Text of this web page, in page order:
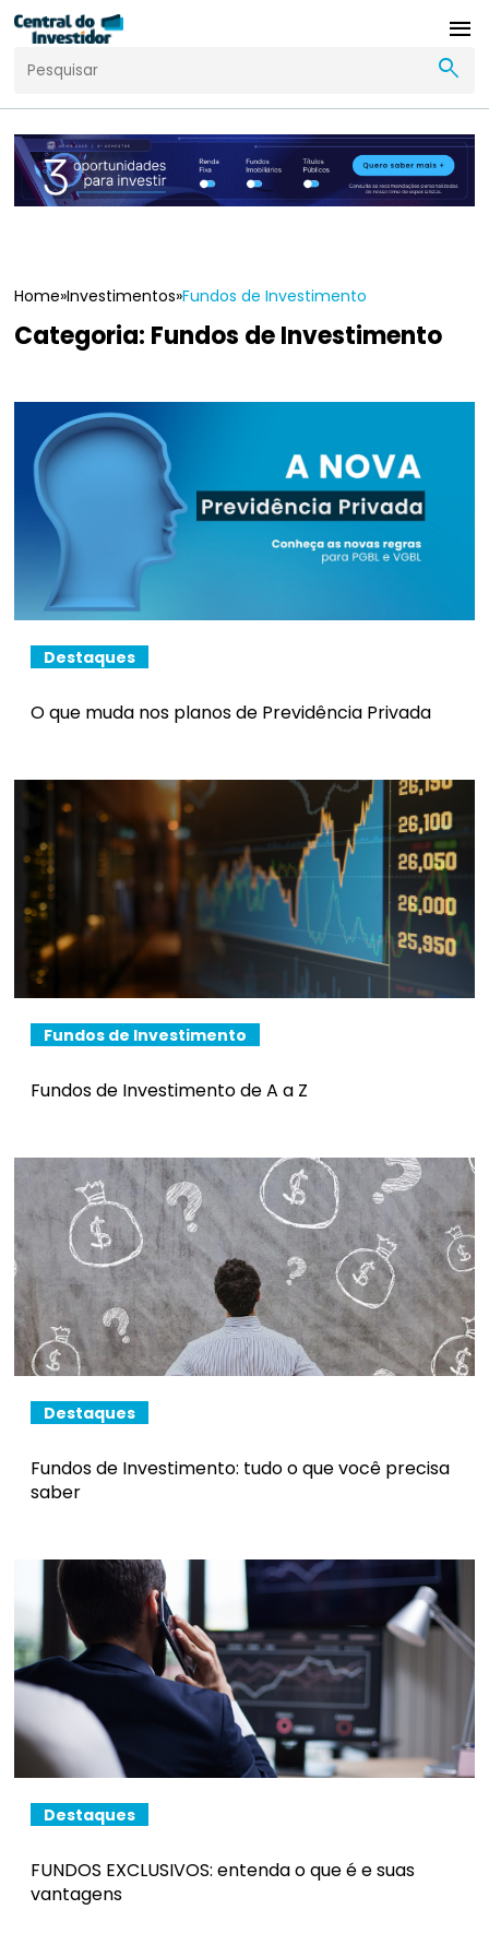
menu
search
Home»Investimentos»Fundos de Investimento
Categoria: Fundos de Investimento
Destaques
O que muda nos planos de Previdência Privada
Fundos de Investimento
Fundos de Investimento de A a Z
Destaques
Fundos de Investimento: tudo o que você precisa
saber
Destaques
FUNDOS EXCLUSIVOS: entenda o que é e suas
vantagens